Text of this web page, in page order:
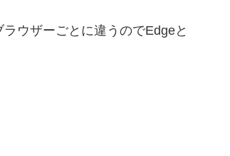
ウザーごとに違うのでEdgeと